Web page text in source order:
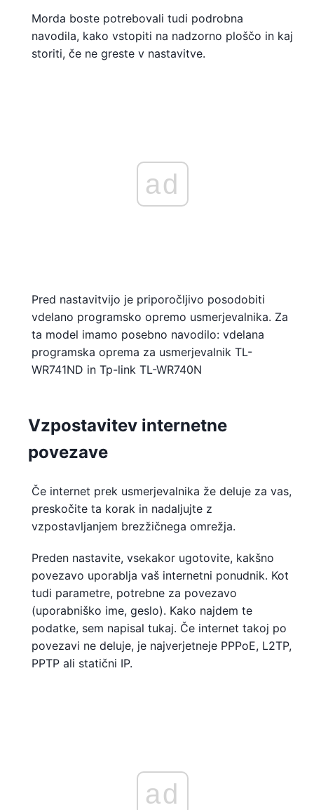
Morda boste potrebovali tudi podrobna
navodila, kako vstopiti na nadzorno ploščo in kaj
storiti, če ne greste v nastavitve.
ad
Pred nastavitvijo je priporočljivo posodobiti
vdelano programsko opremo usmerjevalnika. Za
ta model imamo posebno navodilo: vdelana
programska oprema za usmerjevalnik TL-
WR741ND in Tp-link TL-WR740N
Vzpostavitev internetne
povezave
Če internet prek usmerjevalnika že deluje za vas,
preskočite ta korak in nadaljujte z
vzpostavljanjem brezžičnega omrežja.
Preden nastavite, vsekakor ugotovite, kakšno
povezavo uporablja vaš internetni ponudnik. Kot
tudi parametre, potrebne za povezavo
(uporabniško ime, geslo). Kako najdem te
podatke, sem napisal tukaj. Če internet takoj po
povezavi ne deluje, je najverjetneje PPPoE, L2TP,
PPTP ali statični IP.
ad